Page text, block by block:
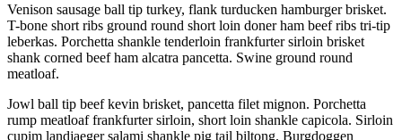
Venison sausage ball tip turkey, flank turducken hamburger brisket.
T-bone short ribs ground round short loin doner ham beef ribs tri-tip
leberkas. Porchetta shankle tenderloin frankfurter sirloin brisket
shank corned beef ham alcatra pancetta. Swine ground round
meatloaf.
Jowl ball tip beef kevin brisket, pancetta filet mignon. Porchetta
rump meatloaf frankfurter sirloin, short loin shankle capicola. Sirloin
cupim landjaeger salami shankle pig tail biltong. Burgdoggen